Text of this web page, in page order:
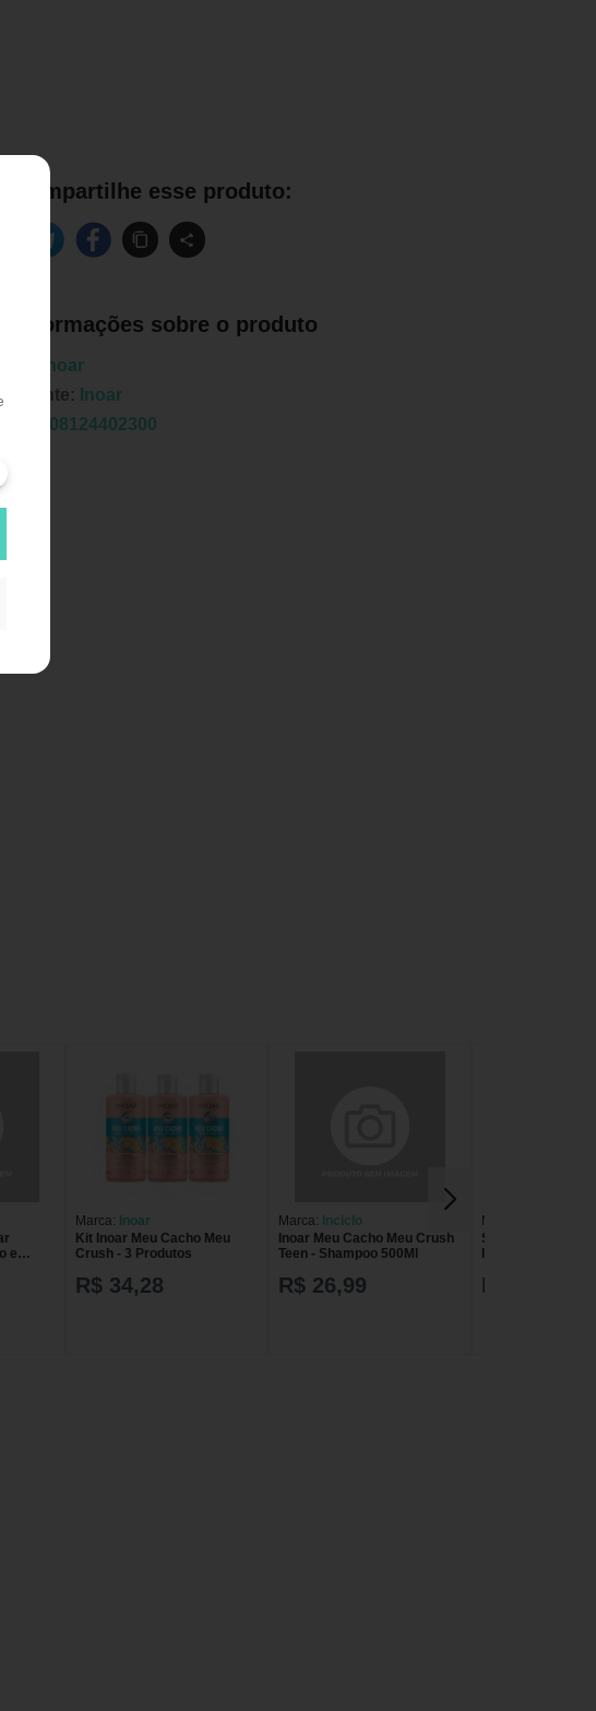
Compartilhe esse produto:
Informações sobre o produto
Inoar
Inoar
7908124402300
e
Meu
Marca: Inoar
Kit Inoar Meu Cacho Meu
Crush - 3 Produtos
R$ 34,28
Marca: Inciclo
Inoar Meu Cacho Meu Crush
Teen - Shampoo 500Ml
R$ 26,99
Marca:
Shampoo Meu
R$ 34,28